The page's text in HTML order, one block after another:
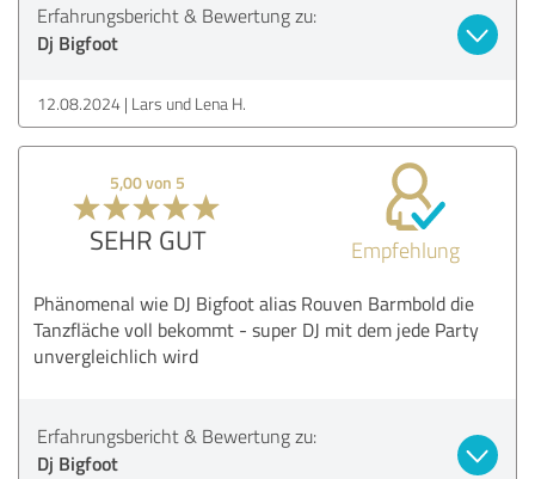
Erfahrungsbericht & Bewertung zu:
Dj Bigfoot
12.08.2024 Lars und Lena H.
5,00 von 5
SEHR GUT Empfehlung
Phänomenal wie DJ Bigfoot alias Rouven Barmbold die
Tanzfläche voll bekommt - super DJ mit dem jede Party
unvergleichlich wird
Erfahrungsbericht & Bewertung zu:
Dj Bigfoot